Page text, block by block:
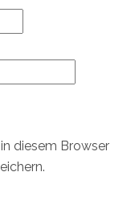
diesem Browser